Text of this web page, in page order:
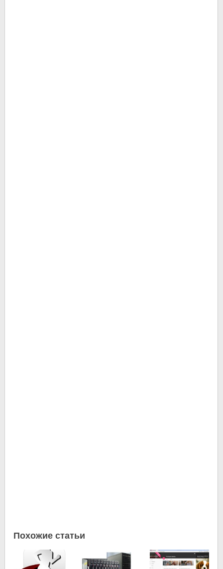
Похожие статьи